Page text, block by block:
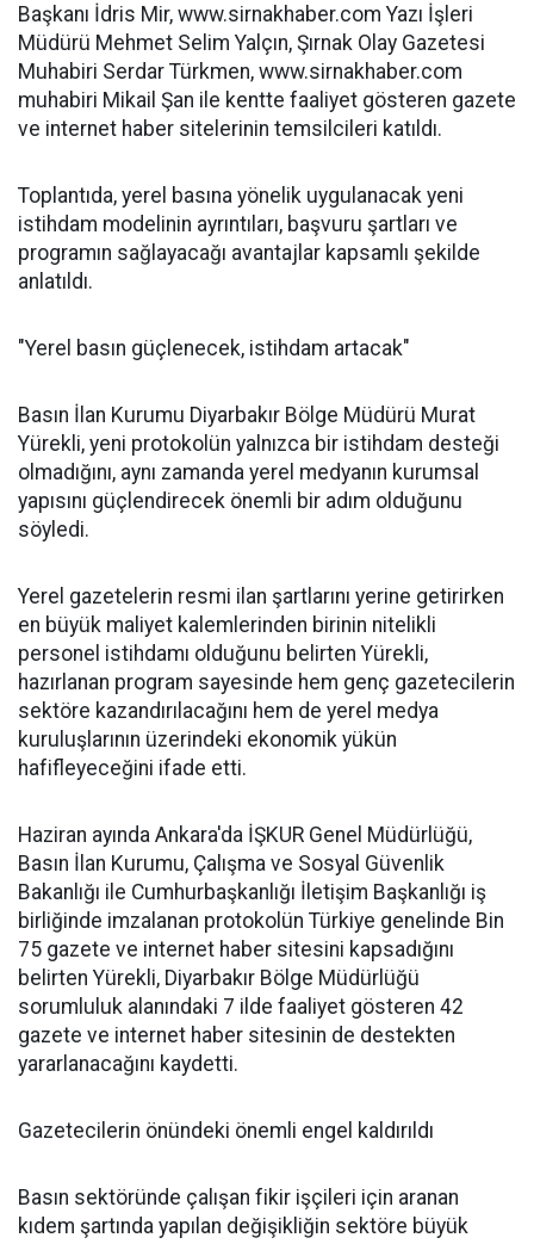
Başkanı İdris Mir, www.sirnakhaber.com Yazı İşleri
Müdürü Mehmet Selim Yalçın, Şırnak Olay Gazetesi
Muhabiri Serdar Türkmen, www.sirnakhaber.com
muhabiri Mikail Şan ile kentte faaliyet gösteren gazete
ve internet haber sitelerinin temsilcileri katıldı.
Toplantıda, yerel basına yönelik uygulanacak yeni
istihdam modelinin ayrıntıları, başvuru şartları ve
programın sağlayacağı avantajlar kapsamlı şekilde
anlatıldı.
"Yerel basın güçlenecek, istihdam artacak"
Basın İlan Kurumu Diyarbakır Bölge Müdürü Murat
Yürekli, yeni protokolün yalnızca bir istihdam desteği
olmadığını, aynı zamanda yerel medyanın kurumsal
yapısını güçlendirecek önemli bir adım olduğunu
söyledi.
Yerel gazetelerin resmi ilan şartlarını yerine getirirken
en büyük maliyet kalemlerinden birinin nitelikli
personel istihdamı olduğunu belirten Yürekli,
hazırlanan program sayesinde hem genç gazetecilerin
sektöre kazandırılacağını hem de yerel medya
kuruluşlarının üzerindeki ekonomik yükün
hafifleyeceğini ifade etti.
Haziran ayında Ankara'da İŞKUR Genel Müdürlüğü,
Basın İlan Kurumu, Çalışma ve Sosyal Güvenlik
Bakanlığı ile Cumhurbaşkanlığı İletişim Başkanlığı iş
birliğinde imzalanan protokolün Türkiye genelinde Bin
75 gazete ve internet haber sitesini kapsadığını
belirten Yürekli, Diyarbakır Bölge Müdürlüğü
sorumluluk alanındaki 7 ilde faaliyet gösteren 42
gazete ve internet haber sitesinin de destekten
yararlanacağını kaydetti.
Gazetecilerin önündeki önemli engel kaldırıldı
Basın sektöründe çalışan fikir işçileri için aranan
kıdem şartında yapılan değişikliğin sektöre büyük